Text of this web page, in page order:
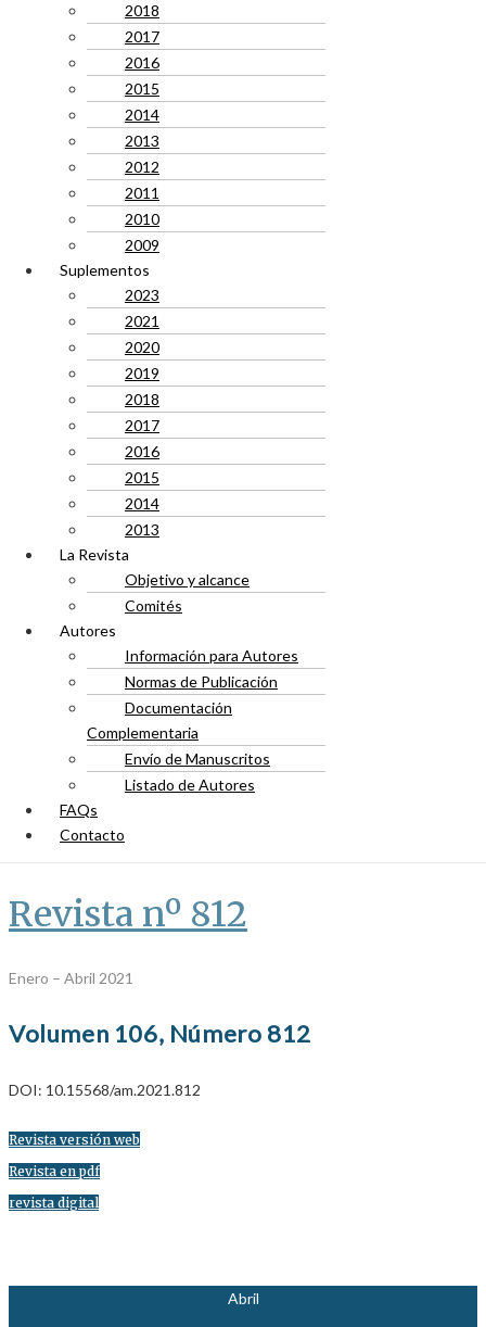
2018
2017
2016
2015
2014
2013
2012
2011
2010
2009
Suplementos
2023
2021
2020
2019
2018
2017
2016
2015
2014
2013
La Revista
Objetivo y alcance
Comités
Autores
Información para Autores
Normas de Publicación
Documentación
Complementaria
Envío de Manuscritos
Listado de Autores
FAQs
Contacto
Revista nº 812
Enero – Abril 2021
Volumen 106, Número 812
DOI: 10.15568/am.2021.812
Revista versión web
Revista en pdf
revista digital
Abril